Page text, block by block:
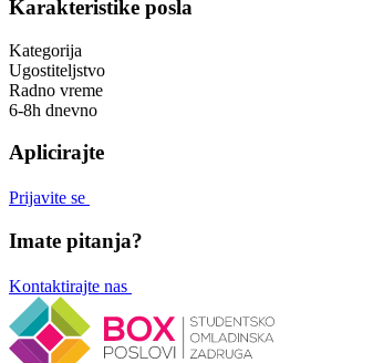
Karakteristike posla
Kategorija
Ugostiteljstvo
Radno vreme
6-8h dnevno
Aplicirajte
Prijavite se
Imate pitanja?
Kontaktirajte nas